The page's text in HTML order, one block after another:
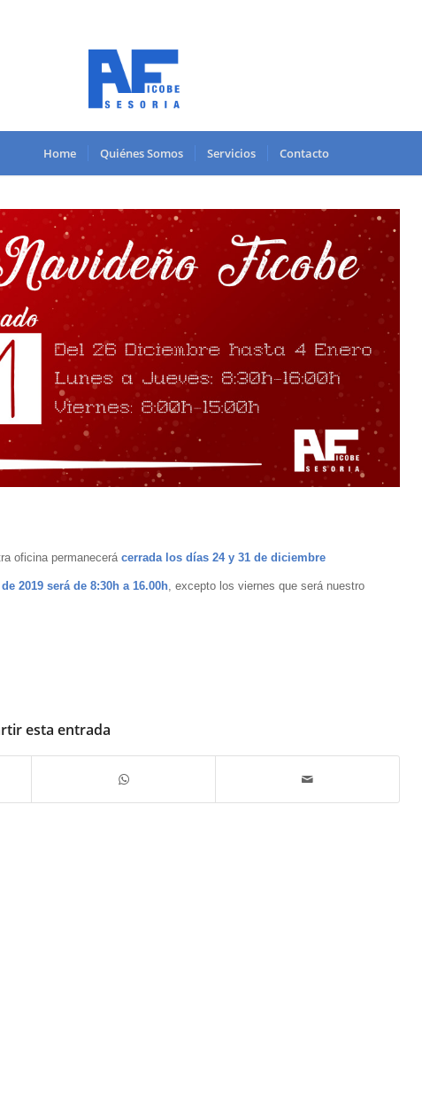
Home Quiénes Somos Servicios Contacto
oficina permanecerácerrada los días 24 y 31 de diciembre
2019 será de 8:30h a 16.00h, excepto los viernes que será nuestro
esta entrada